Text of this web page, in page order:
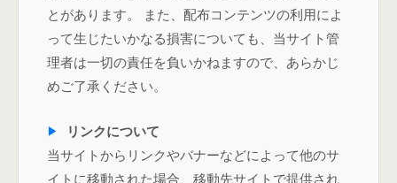
とがあります。 また、配布コンテンツの利用によ
って生じたいかなる損害についても、当サイト管
理者は一切の責任を負いかねますので、あらかじ
めご了承ください。
リンクについて
当サイトからリンクやバナーなどによって他のサ
イトに移動された場合、移動先サイトで提供され